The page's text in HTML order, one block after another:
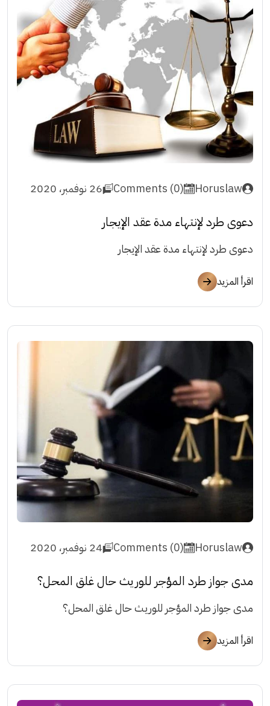
Horuslaw
Comments (0) 26 نوفمبر، 2020
دعوى طرد لإنتهاء مدة عقد الإيجار
دعوى طرد لإنتهاء مدة عقد الإيجار
اقرأ المزيد
Horuslaw
Comments (0) 24 نوفمبر، 2020
مدى جواز طرد المؤجر للوريث حال غلق المحل؟
مدى جواز طرد المؤجر للوريث حال غلق المحل؟
اقرأ المزيد